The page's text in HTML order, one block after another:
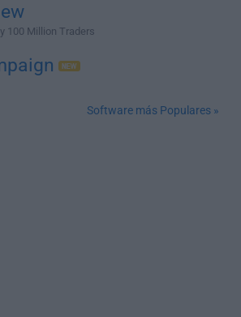
100 Million Traders
Software más Populares »